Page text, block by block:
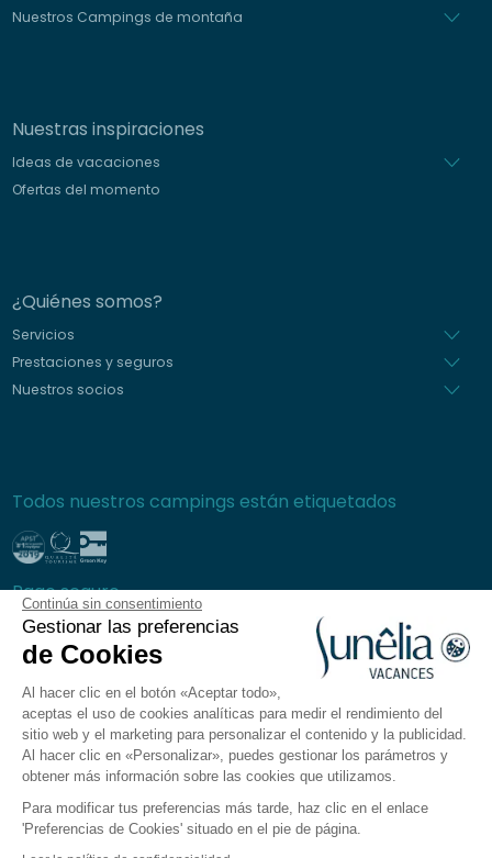
Continúa sin consentimiento
Gestionar las preferencias
de Cookies
Al hacer clic en el botón «Aceptar todo»,
aceptas el uso de cookies analíticas para medir el rendimiento del
sitio web y el marketing para personalizar el contenido y la publicidad.
Al hacer clic en «Personalizar», puedes gestionar los parámetros y
obtener más información sobre las cookies que utilizamos.
Para modificar tus preferencias más tarde, haz clic en el enlace
'Preferencias de Cookies' situado en el pie de página.
Nuestros Campings de montaña
Nuestras inspiraciones
Ideas de vacaciones
Ofertas del momento
¿Quiénes somos?
Servicios
Prestaciones y seguros
Nuestros socios
Todos nuestros campings están etiquetados
Pago seguro
Preguntas frecuentes
Condiciones generales de venta
Política de privacidad
Aviso legal
Plano del sitio
Preferencias de cookies